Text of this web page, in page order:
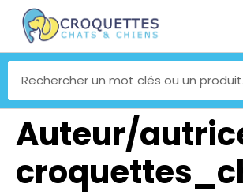
Auteur/